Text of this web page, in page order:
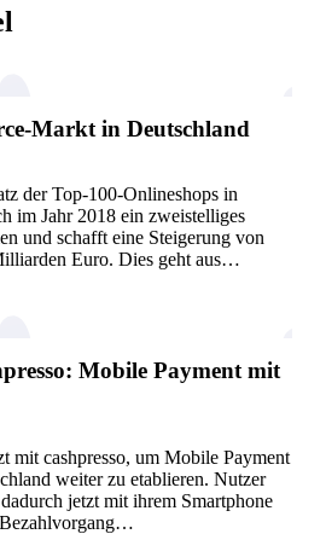
Markt in Deutschland
der Top-100-Onlineshops in
im Jahr 2018 ein zweistelliges
und schafft eine Steigerung von
Euro. Dies geht aus…
Mobile Payment mit
mit cashpresso, um Mobile Payment
weiter zu etablieren. Nutzer
jetzt mit ihrem Smartphone